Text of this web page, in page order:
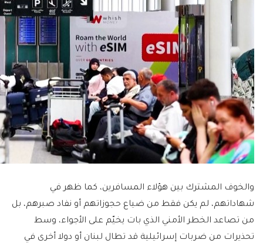
والخوف المشترك بين هؤلاء المسافرين، كما ظهر في
شهاداتهم، لم يكن فقط من ضياع حجوزاتهم أو نفاد صبرهم، بل
من تصاعد الخطر الأمني الذي بات يخيّم على الأجواء، وسط
تحذيرات من ضربات إسرائيلية قد تطال لبنان أو دولا أخرى في